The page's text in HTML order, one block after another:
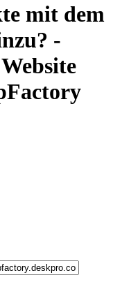
mit dem
-